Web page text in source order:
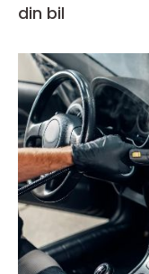
din bil